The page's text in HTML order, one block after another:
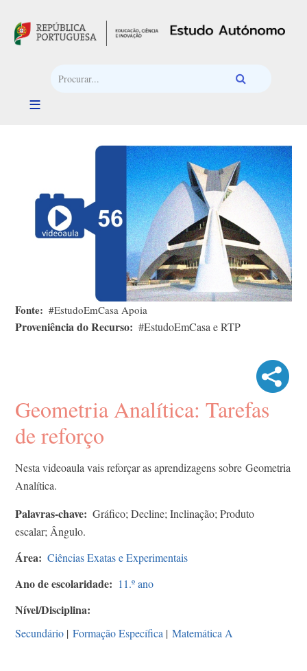
Fonte #EstudoEmCasa Apoia
Proveniência do Recurso #EstudoEmCasa e RTP
Geometria Analítica: Tarefas
de reforço
Nesta videoaula vais reforçar as aprendizagens sobre Geometria
Analítica.
Palavras-chave
Gráfico; Decline; Inclinação; Produto
escalar; Ângulo.
Área Ciências Exatas e Experimentais
Ano de escolaridade 11.º ano
Nível/Disciplina
Secundário | Formação Específica | Matemática A